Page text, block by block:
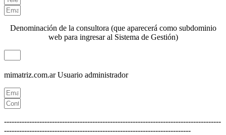
Denominación de la consultora (que aparecerá como subdominio
web para ingresar al Sistema de Gestión)
mimatriz.com.ar Usuario administrador
--------------------------------------------------------------------------------------
--------------------------------------------------------------------------